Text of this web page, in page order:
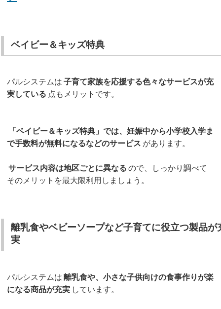
ベイビー＆キッズ特典
パルシステムは 子育て家族を応援する色々なサービスが充
実している 点もメリットです。
「ベイビー＆キッズ特典」では、妊娠中から小学校入学ま
で手数料が無料になるなどのサービス があります。
サービス内容は地区ごとに異なる ので、しっかり調べて
そのメリットを最大限利用しましょう。
離乳食やベビーソープなど子育てに役立つ製品が
実
パルシステムは 離乳食や、小さな子供向けの食事作りが楽
になる商品が充実 しています。